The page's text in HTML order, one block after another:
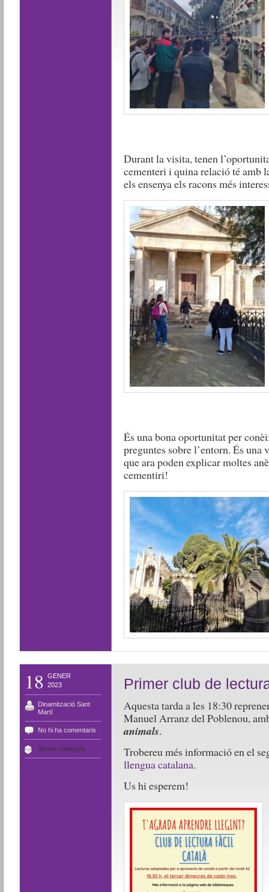
Durant la visita, tenen
cementeri i quina relació té amb
els ensenya els racons més
És una bona oportunitat per
preguntes sobre l’entorn. És
que ara poden explicar moltes
cementiri!
18
GENER
2023
Dinamització Sant
Martí
No hi ha comentaris
Sense categoria
Primer club de
Aquesta tarda a les 18:30
Manuel Arranz del Poblenou,
animals.
Trobereu més informació en el
llengua catalana.
Us hi esperem!